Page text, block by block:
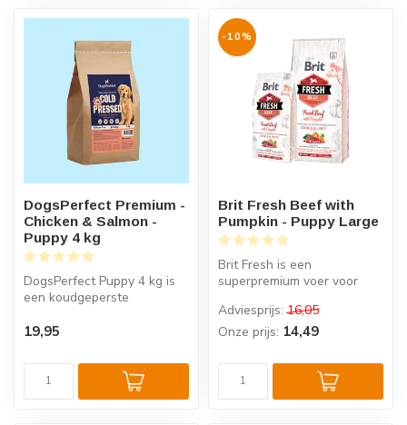
DogsPerfect Premium -
Chicken & Salmon -
Puppy 4 kg
DogsPerfect Puppy 4 kg is
een koudgeperste
speciaal v...
19,95
-10%
Brit Fresh Beef with
Pumpkin - Puppy Large
Brit Fresh is een
superpremium voer voor
van grote rasse...
Adviesprijs: 16,05
Onze prijs: 14,49